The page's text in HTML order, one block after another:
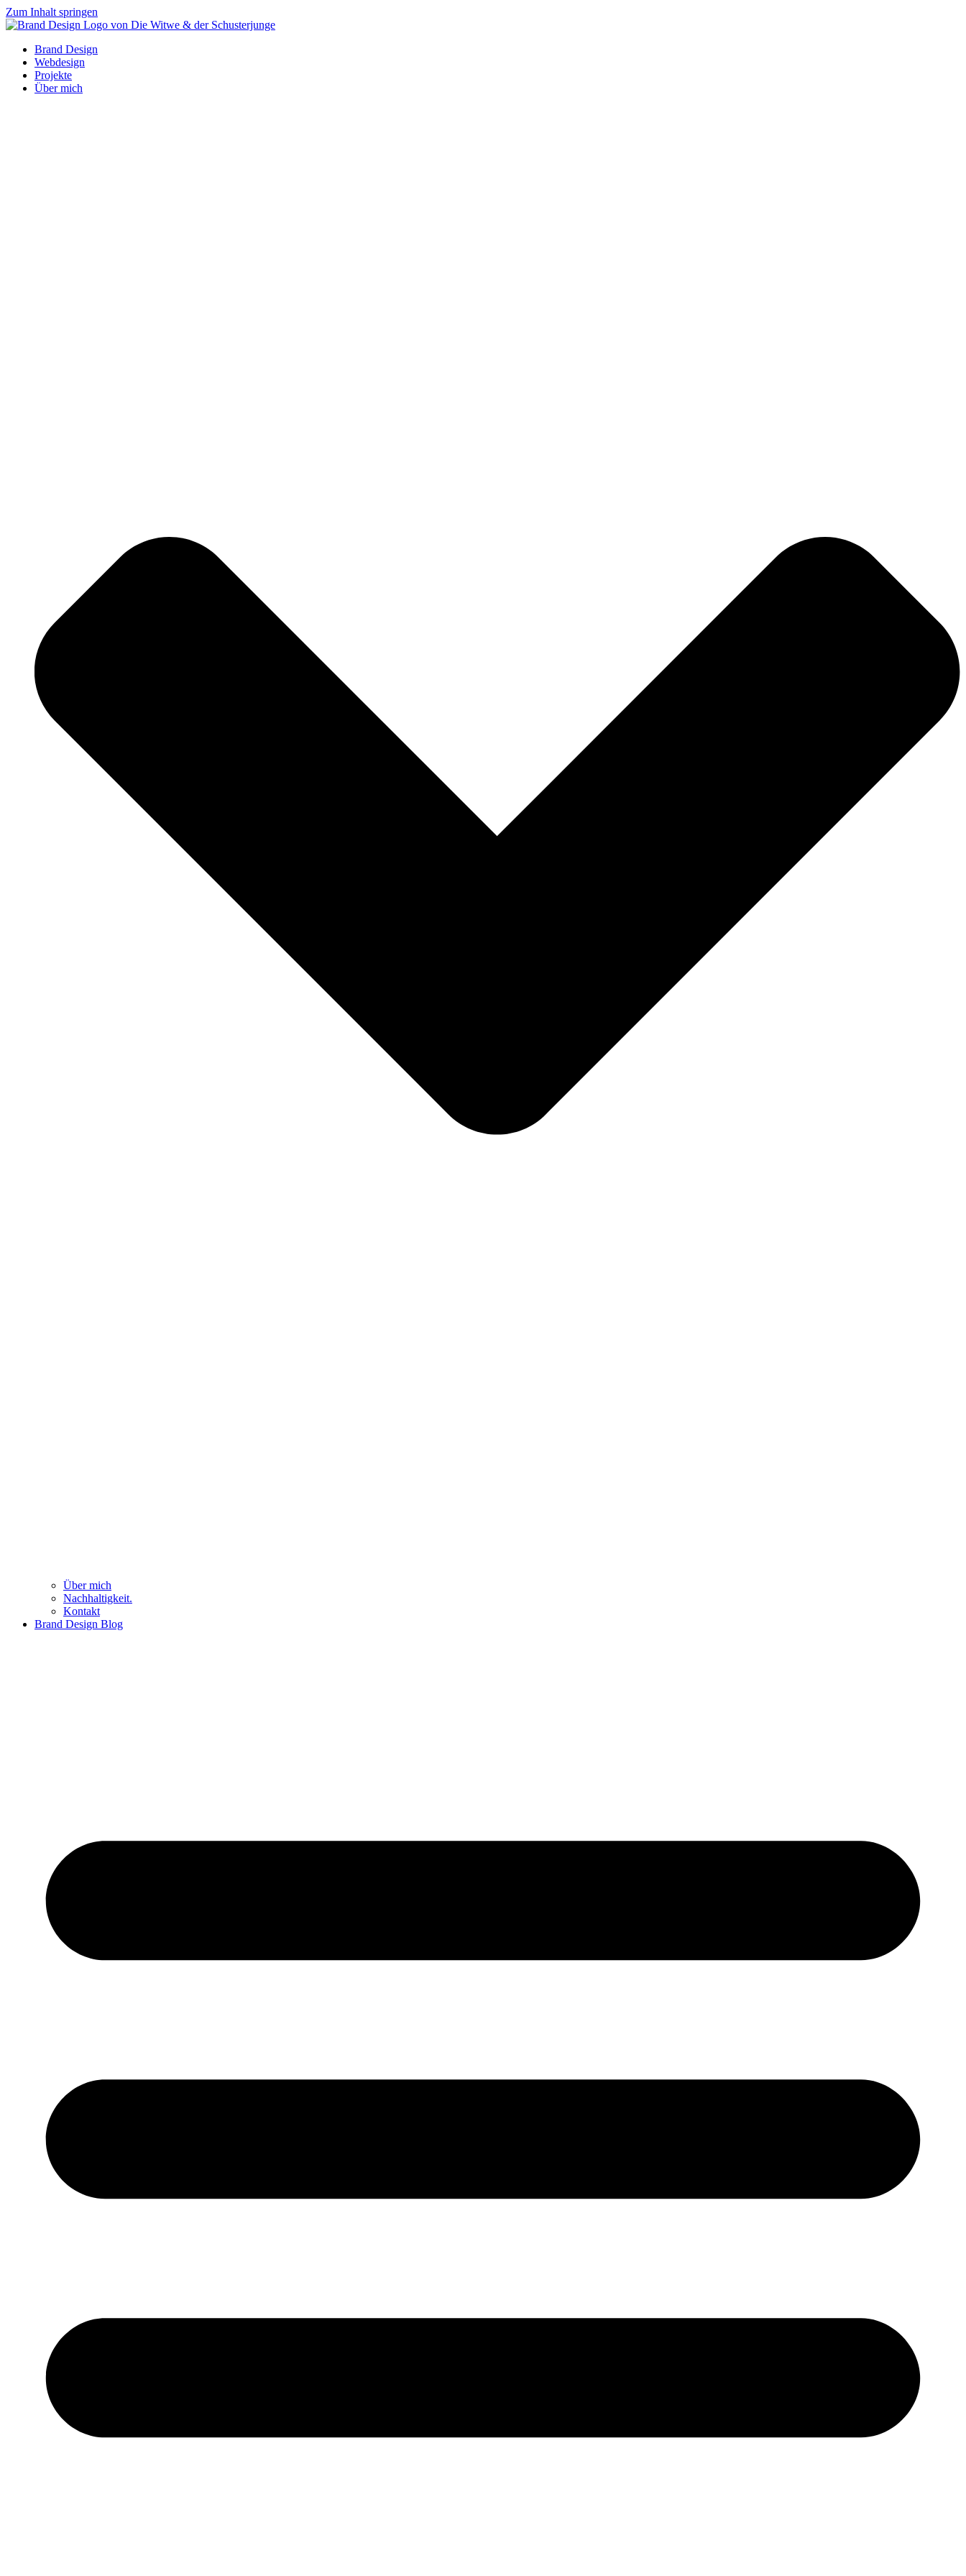
Zum Inhalt springen
Brand Design
Webdesign
Projekte
Über mich
Über mich
Nachhaltigkeit.
Kontakt
Brand Design Blog